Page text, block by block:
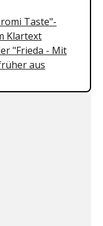
Taste"-
Klartext
"Frieda - Mit
aus